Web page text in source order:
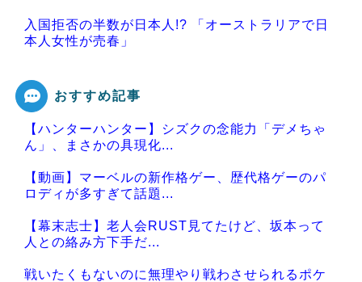
入国拒否の半数が日本人!? 「オーストラリアで日
本人女性が売春」
Powered by livedoor 相互RSS
おすすめ記事
【ハンターハンター】シズクの念能力「デメちゃ
ん」、まさかの具現化...
【動画】マーベルの新作格ゲー、歴代格ゲーのパ
ロディが多すぎて話題...
【幕末志士】老人会RUST見てたけど、坂本って
人との絡み方下手だ...
戦いたくもないのに無理やり戦わさせられるポケ